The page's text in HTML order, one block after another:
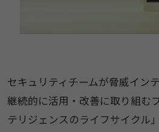
セキュリティチームが脅威イン
継続的に活用・改善に取り組む
テリジェンスのライフサイクル